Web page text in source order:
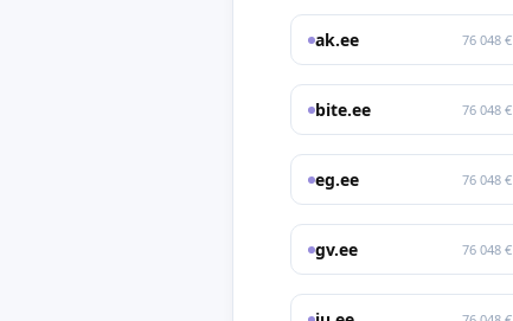
ak.ee 76 048 €
bite.ee 76 048 €
eg.ee 76 048 €
gv.ee 76 048 €